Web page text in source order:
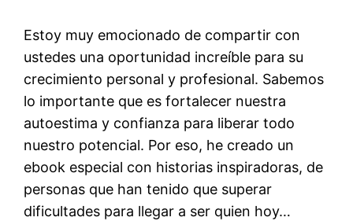
Estoy muy emocionado de compartir con
ustedes una oportunidad increíble para su
crecimiento personal y profesional. Sabemos
lo importante que es fortalecer nuestra
autoestima y confianza para liberar todo
nuestro potencial. Por eso, he creado un
ebook especial con historias inspiradoras, de
personas que han tenido que superar
dificultades para llegar a ser quien hoy…